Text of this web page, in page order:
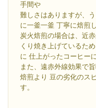
手間や
難しさはありますが、
に一釜一釜 丁寧に焙煎
炭火焙煎の場合は、近
くり焼き上げているた
に 仕上がったコーヒー
また、遠赤外線効果で
焙煎より 豆の劣化のス
す。